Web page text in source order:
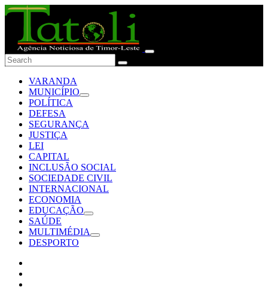
VARANDA
MUNICÍPIO
POLÍTICA
DEFESA
SEGURANÇA
JUSTIÇA
LEI
CAPITAL
INCLUSÃO SOCIAL
SOCIEDADE CIVIL
INTERNACIONAL
ECONOMIA
EDUCAÇÃO
SAÚDE
MULTIMÉDIA
DESPORTO